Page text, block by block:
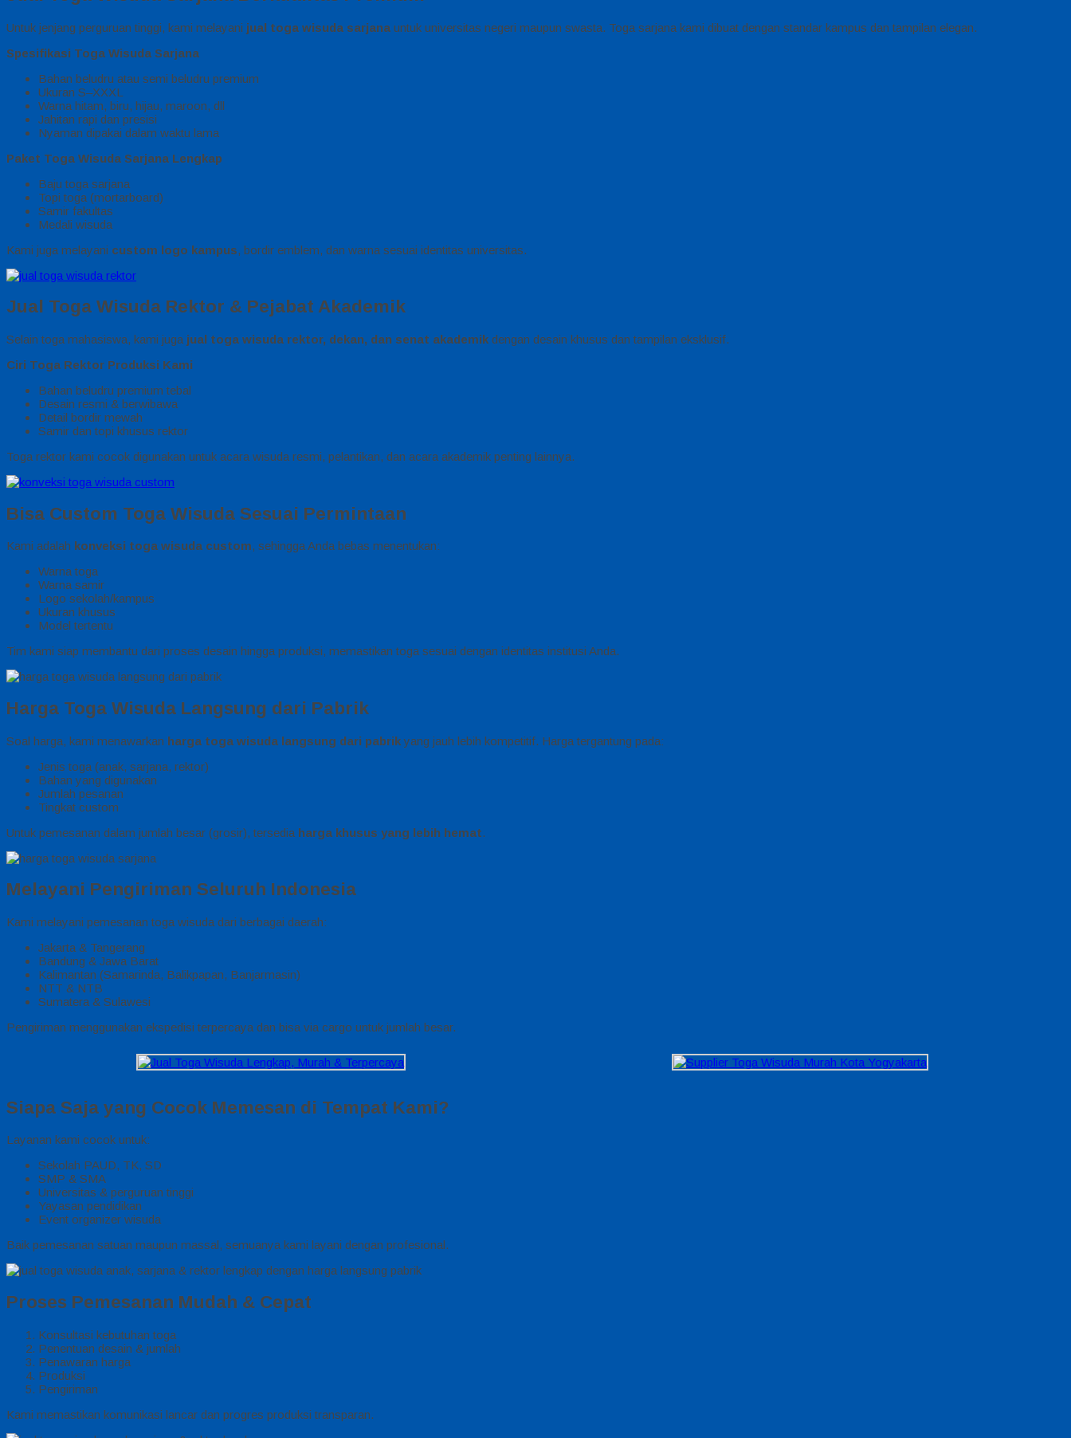
Untuk jenjang perguruan tinggi, kami melayani jual toga wisuda sarjana untuk universitas negeri maupun swasta. Toga sarjana kami dibuat dengan standar kampus dan tampilan elegan.
Spesifikasi Toga Wisuda Sarjana
Bahan beludru atau semi beludru premium
Ukuran S–XXXL
Warna hitam, biru, hijau, maroon, dll
Jahitan rapi dan presisi
Nyaman dipakai dalam waktu lama
Paket Toga Wisuda Sarjana Lengkap
Baju toga sarjana
Topi toga (mortarboard)
Samir fakultas
Medali wisuda
Kami juga melayani custom logo kampus, bordir emblem, dan warna sesuai identitas universitas.
Jual Toga Wisuda Rektor & Pejabat Akademik
Selain toga mahasiswa, kami juga jual toga wisuda rektor, dekan, dan senat akademik dengan desain khusus dan tampilan eksklusif.
Ciri Toga Rektor Produksi Kami
Bahan beludru premium tebal
Desain resmi & berwibawa
Detail bordir mewah
Samir dan topi khusus rektor
Toga rektor kami cocok digunakan untuk acara wisuda resmi, pelantikan, dan acara akademik penting lainnya.
Bisa Custom Toga Wisuda Sesuai Permintaan
Kami adalah konveksi toga wisuda custom, sehingga Anda bebas menentukan:
Warna toga
Warna samir
Logo sekolah/kampus
Ukuran khusus
Model tertentu
Tim kami siap membantu dari proses desain hingga produksi, memastikan toga sesuai dengan identitas institusi Anda.
Harga Toga Wisuda Langsung dari Pabrik
Soal harga, kami menawarkan harga toga wisuda langsung dari pabrikyang jauh lebih kompetitif. Harga tergantung pada:
Jenis toga (anak, sarjana, rektor)
Bahan yang digunakan
Jumlah pesanan
Tingkat custom
Untuk pemesanan dalam jumlah besar (grosir), tersedia harga khusus yang lebih hemat.
Melayani Pengiriman Seluruh Indonesia
Kami melayani pemesanan toga wisuda dari berbagai daerah:
Jakarta & Tangerang
Bandung & Jawa Barat
Kalimantan (Samarinda, Balikpapan, Banjarmasin)
NTT & NTB
Sumatera & Sulawesi
Pengiriman menggunakan ekspedisi terpercaya dan bisa via cargo untuk jumlah besar.
Siapa Saja yang Cocok Memesan di Tempat Kami?
Layanan kami cocok untuk:
Sekolah PAUD, TK, SD
SMP & SMA
Universitas & perguruan tinggi
Yayasan pendidikan
Event organizer wisuda
Baik pemesanan satuan maupun massal, semuanya kami layani dengan profesional.
Proses Pemesanan Mudah & Cepat
Konsultasi kebutuhan toga
Penentuan desain & jumlah
Penawaran harga
Produksi
Pengiriman
Kami memastikan komunikasi lancar dan progres produksi transparan.